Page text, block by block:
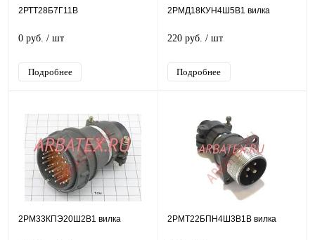
2РТТ28Б7Г11В
0 руб. / шт
Подробнее
2РМД18КУН4Ш5В1 вилка
220 руб. / шт
Подробнее
2РМ33КПЭ20Ш2В1 вилка 2РМТ22БПН4Ш3В1В вилка